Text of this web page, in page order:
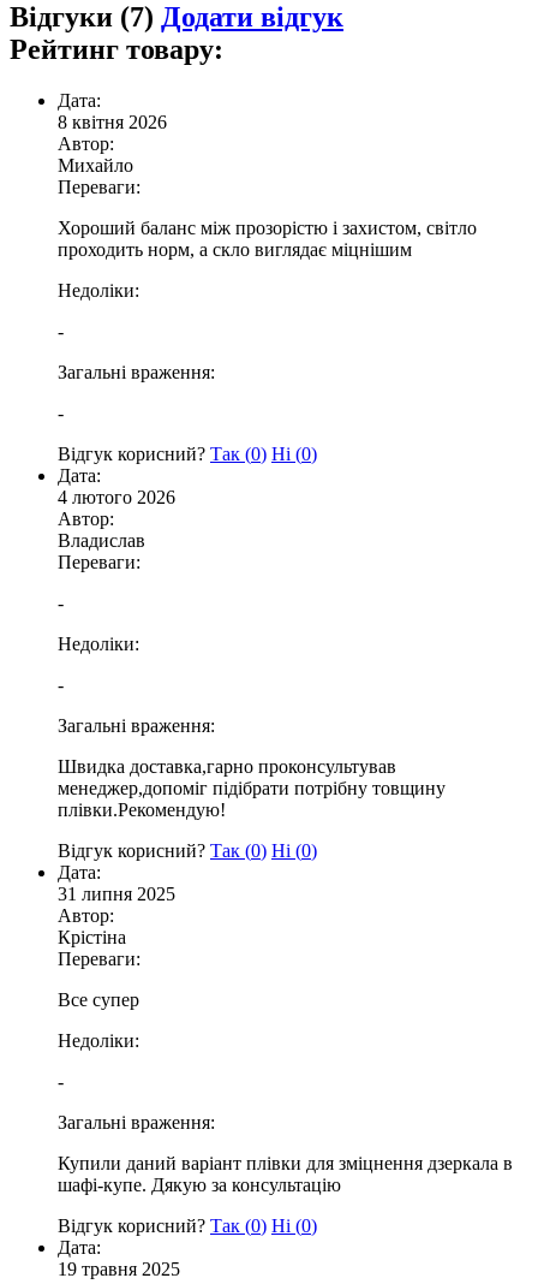
Відгуки (7) Додати відгук
Рейтинг товару:
Дата:
8 квітня 2026
Автор:
Михайло
Переваги:
Хороший баланс між прозорістю і захистом, світло
проходить норм, а скло виглядає міцнішим
Недоліки:
-
Загальні враження:
-
Відгук корисний? Так (0) Ні (0)
Дата:
4 лютого 2026
Автор:
Владислав
Переваги:
-
Недоліки:
-
Загальні враження:
Швидка доставка,гарно проконсультував
менеджер,допоміг підібрати потрібну товщину
плівки.Рекомендую!
Відгук корисний? Так (0) Ні (0)
Дата:
31 липня 2025
Автор:
Крістіна
Переваги:
Все супер
Недоліки:
-
Загальні враження:
Купили даний варіант плівки для зміцнення дзеркала в
шафі-купе. Дякую за консультацію
Відгук корисний? Так (0) Ні (0)
Дата:
19 травня 2025